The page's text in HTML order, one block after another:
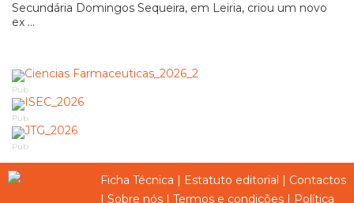
Secundária Domingos Sequeira, em Leiria, criou um novo
ex ...
Pub
Pub
Pub
Ficha Técnica | Estatuto editorial | Contactos
| Sobre nós | Termos e condições | Política